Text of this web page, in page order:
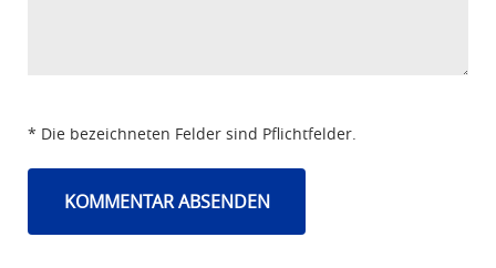
* Die bezeichneten Felder sind Pflichtfelder.